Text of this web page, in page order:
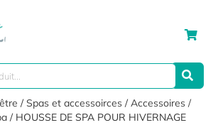
/Spas et accessoirces /Accessoires /
/ HOUSSE DE SPA POUR HIVERNAGE